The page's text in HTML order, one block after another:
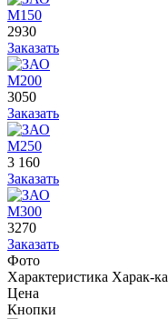
М150
2930
Заказать
М200
3050
Заказать
М250
3 160
Заказать
М300
3270
Заказать
Фото
Характеристика Харак-ка
Цена
Кнопки